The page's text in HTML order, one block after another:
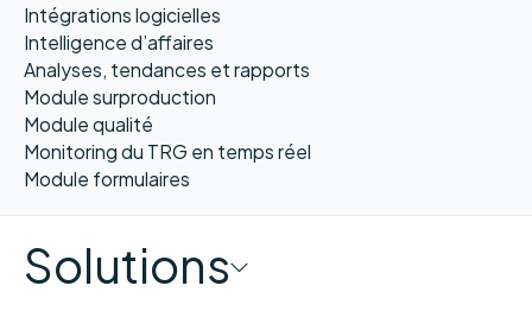
Intégrations logicielles
Intelligence d’affaires
Analyses, tendances et rapports
Module surproduction
Module qualité
Monitoring du TRG en temps réel
Module formulaires
Solutions